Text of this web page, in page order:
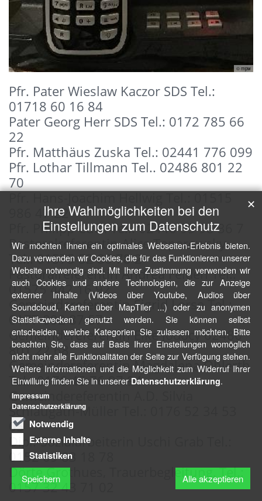
© mpw
Pfr. Pater Wieslaw Kaczor SDS Tel.:
01718 60 16 84
Pater Georg Herr SDS Tel.: 0172 785 66
22
Pfr. Matthäus Zuska Tel.: 02441 776 099
Pfr. Lothar Tillmann Tel.. 02486 801 22
70
986 47 22
Pfr. Philipp Cuck Tel.: 02440 95 98 36 7
Pastoralreferentin Alice Toporowsky
Tel.: 01575 52 86 78 2
Pastoralreferentin Andrea Felden Tel.:
01575 442 16 92
Gemeindereferentin Sigrid Lorse Tel.:
0177 892 87 57
Gemeindereferentin Elke Jodocy 02486
801 22 68
Gemeindereferentin Magdalena Ohlerth
Tel.: 0176 45 76 97 94
Gemeindereferentin A.D. Silvia
Schlaugath-Müller Tel.: 0176 52 34 53
05
Dipl.-Sozialarbeiterin Uschi Grab Tel.:
0152 09 83 18 78
Dörte Grothues, Trauerbegleitung, Tel.:
0157 32 43 71 02
Ihre Wahlmöglichkeiten bei den
Einstellungen zum Datenschutz
Wir möchten Ihnen ein optimales Webseiten-Erlebnis bieten.
Dazu verwenden wir Cookies, die für das Funktionieren unserer
Website notwendig sind. Mit Ihrer Zustimmung verwenden wir
auch Cookies und andere Technologien, die zur Anzeige
externer Inhalte (Videos über Youtube, Audios über
Soundcloud, Karten über MapTiler ...) oder zu anonymen
Statistikzwecken genutzt werden. Sie können selbst
entscheiden, welche Kategorien Sie zulassen möchten. Bitte
beachten Sie, dass auf Basis Ihrer Einstellungen womöglich
nicht mehr alle Funktionalitäten der Seite zur Verfügung stehen.
Weitere Informationen und die Möglichkeit zum Widerruf Ihrer
Einwillung finden Sie in unserer Datenschutzerklärung.
Notwendig
Externe Inhalte
Statistiken
Speichern Alle akzeptieren
✕
Impressum
Datenschutzerklärung